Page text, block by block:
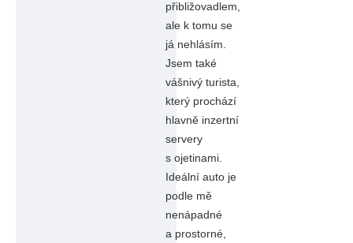
přibližovadlem,
ale k tomu se
já nehlásím.
Jsem také
vášnivý turista,
který prochází
hlavně inzertní
servery
s ojetinami.
Ideální auto je
podle mě
nenápadné
a prostorné,